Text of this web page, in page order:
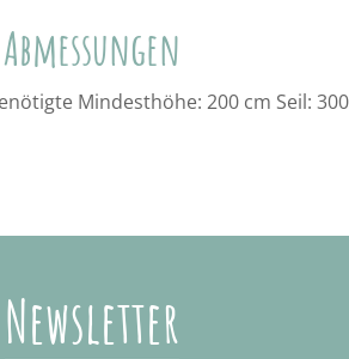
Abmessungen
Mindesthöhe: 200 cm Seil:
Newsletter